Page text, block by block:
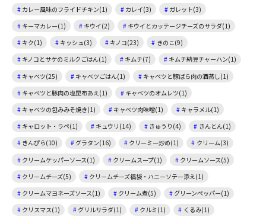
カレー風味のフライドチキン(1)
カレイ(3)
ガレット(3)
キーマカレー(1)
キウイ(2)
キウイとカッテージチーズのサラダ(1)
キク(1)
キッシュ(3) キノコ(23)
きのこ(9)
キノコとサケのミルクごはん(1)
キムチ(7)
キムチ納豆チャーハン(1)
キャベツ(25)
キャベツごはん(1)
キャベツと豚ばら肉の酒蒸し(1)
キャベツと豚肉の塩昆布あえ(1)
キャベツのオムレツ(1)
キャベツの包みみそ焼き(1)
キャベツ肉味噌(1)
キャラメル(1)
キャロット・ラペ(1)
キュウリ(14) きゅうり(4)
きんとん(1)
きんぴら(10)
グラタン(16) クリーミー炒め(1)
クリーム(3)
クリームケッパーソース(1)
クリームスープ(1)
クリームソース(5)
クリームチーズ(5)
クリームチーズ福袋・ハニーソテー添え(1)
クリームマヨネーズソース(1)
クリーム煮(5)
グリーンペッパー(1)
クリスマス(1)
グリルサラダ(1) クルミ(1)
くるみ(1)